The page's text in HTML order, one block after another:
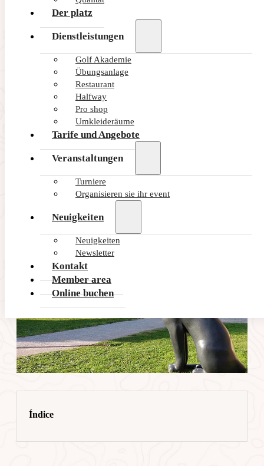
Der platz
Dienstleistungen
Golf Akademie
Übungsanlage
Restaurant
Halfway
Pro shop
Umkleideräume
Tarife und Angebote
Veranstaltungen
Turniere
Organisieren sie ihr event
Neuigkeiten
Neuigkeiten
Newsletter
Kontakt
Member area
Online buchen
Índice